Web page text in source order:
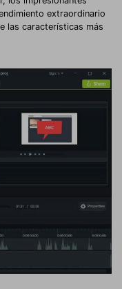
extraordinario
las características más